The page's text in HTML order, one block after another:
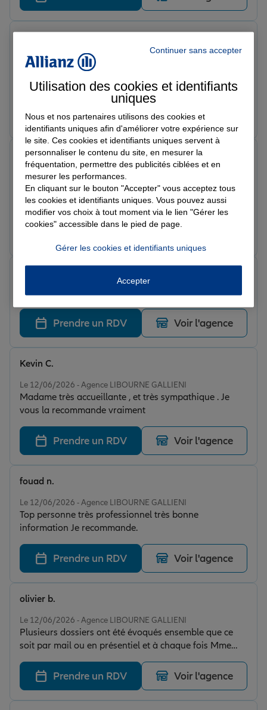
Le 19/06/2026 - Agence LIBOURNE GALLIENI
Très bon accueil Marie est toujours à l'écoute des
demandes et est très efficace
Prendre un RDV Voir l'agence
Note de 5 sur 5
Le 18/06/2026 - Agence LIBOURNE GALLIENI
accueil téléphonique et service parfait merci pour votre
aide
Laëticia B.
Voir l'agence
Le 16/06/2026 - Agence LIBOURNE GALLIENI
Prendre un RDV Voir l'agence
Le 12/06/2026 - Agence LIBOURNE GALLIENI
Madame très accueillante , et très sympathique . Je
vous la recommande vraiment
Kevin C.
Prendre un RDV Voir l'agence
Le 12/06/2026 - Agence LIBOURNE GALLIENI
Top personne très professionnel très bonne
information Je recommande.
fouad n.
Prendre un RDV Voir l'agence
Le 12/06/2026 - Agence LIBOURNE GALLIENI
Plusieurs dossiers ont été évoqués ensemble que ce
soit par mail ou en présentiel et à chaque fois Mme
Cessac a su être à mon écoute, réactive et répondant
ainsi parfaitement à mes attentes. Je recommande
vivement.
olivier b.
Prendre un RDV Voir l'agence
Continuer sans accepter
Utilisation des cookies et identifiants
uniques
Nous et nos partenaires utilisons des cookies et
identifiants uniques afin d'améliorer votre expérience sur
le site. Ces cookies et identifiants uniques servent à
personnaliser le contenu du site, en mesurer la
fréquentation, permettre des publicités ciblées et en
mesurer les performances.
En cliquant sur le bouton "Accepter" vous acceptez tous
les cookies et identifiants uniques. Vous pouvez aussi
modifier vos choix à tout moment via le lien "Gérer les
cookies" accessible dans le pied de page.
Gérer les cookies et identifiants uniques
Accepter